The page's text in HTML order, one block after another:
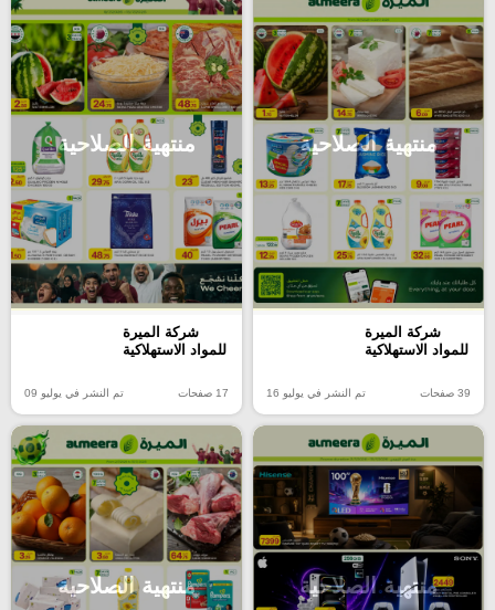
منتهية الصلاحية
شركة الميرة
للمواد الاستهلاكية
39 صفحات تم النشر في يوليو 16
منتهية الصلاحية
شركة الميرة
للمواد الاستهلاكية
17 صفحات تم النشر في يوليو 09
منتهية الصلاحية منتهية الصلاحية